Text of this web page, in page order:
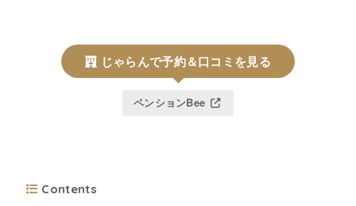
じゃらんで予約＆口コミを見る
ペンションBee
Contents